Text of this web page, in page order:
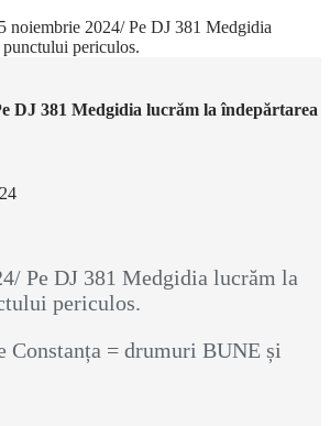
noiembrie 2024/ Pe DJ 381 Medgidia
periculos.
DJ 381 Medgidia lucrăm la îndepărtarea
Pe DJ 381 Medgidia lucrăm la
periculos.
Constanța = drumuri BUNE și